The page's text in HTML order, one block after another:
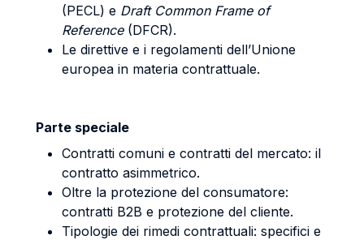
(PECL) e Draft Common Frame of
Reference(DFCR).
Le direttive e i regolamenti dell’Unione
europea in materia contrattuale.
Parte speciale
Contratti comuni e contratti del mercato: il
contratto asimmetrico.
Oltre la protezione del consumatore:
contratti B2B e protezione del cliente.
Tipologie dei rimedi contrattuali: specifici e